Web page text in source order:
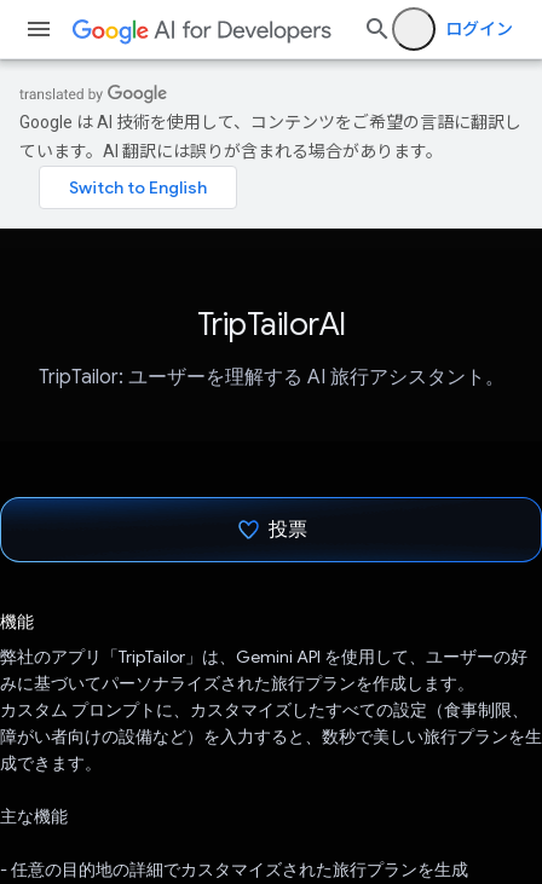
ログイン
Google は AI 技術を使用して、コンテンツをご希望の言語に翻訳し
ています。AI 翻訳には誤りが含まれる場合があります。
TripTailorAI
TripTailor: ユーザーを理解する AI 旅行アシスタント。
投票
機能
弊社のアプリ「TripTailor」は、Gemini API を使用して、ユーザーの好
みに基づいてパーソナライズされた旅行プランを作成します。
カスタム プロンプトに、カスタマイズしたすべての設定（食事制限、
障がい者向けの設備など）を入力すると、数秒で美しい旅行プランを生
成できます。
主な機能
- 任意の目的地の詳細でカスタマイズされた旅行プランを生成